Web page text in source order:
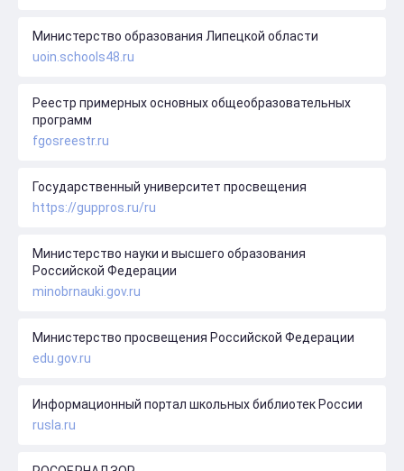
Министерство образования Липецкой области
uoin.schools48.ru
Реестр примерных основных общеобразовательных
программ
fgosreestr.ru
Государственный университет просвещения
https://guppros.ru/ru
Министерство науки и высшего образования
Российской Федерации
minobrnauki.gov.ru
Министерство просвещения Российской Федерации
edu.gov.ru
Информационный портал школьных библиотек России
rusla.ru